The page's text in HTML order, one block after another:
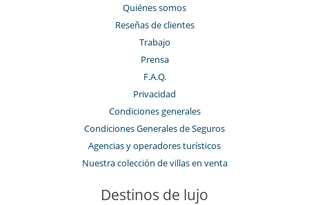
Quiénes somos
Reseñas de clientes
Trabajo
Prensa
F.A.Q.
Privacidad
Condiciones generales
Condiciones Generales de Seguros
Agencias y operadores turísticos
Nuestra colección de villas en venta
Destinos de lujo